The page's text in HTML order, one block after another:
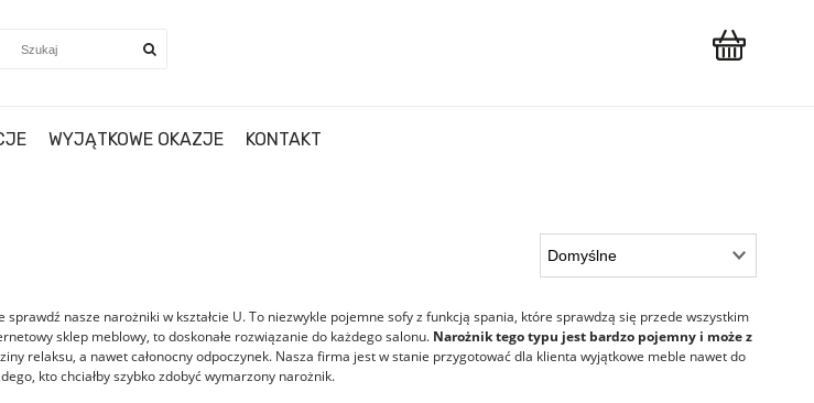
WYJĄTKOWE OKAZJE KONTAKT
nasze narożniki w kształcie U. To niezwykle pojemne sofy z funkcją spania, które sprawdzą się przede wszystkim
sklep meblowy, to doskonałe rozwiązanie do każdego salonu. Narożnik tego typu jest bardzo pojemny i może z
relaksu, a nawet całonocny odpoczynek. Nasza firma jest w stanie przygotować dla klienta wyjątkowe meble nawet do
kto chciałby szybko zdobyć wymarzony narożnik.